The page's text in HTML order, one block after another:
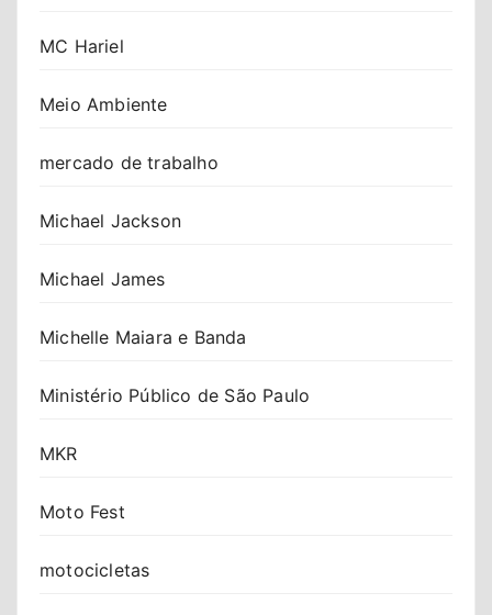
MC Hariel
Meio Ambiente
mercado de trabalho
Michael Jackson
Michael James
Michelle Maiara e Banda
Ministério Público de São Paulo
MKR
Moto Fest
motocicletas